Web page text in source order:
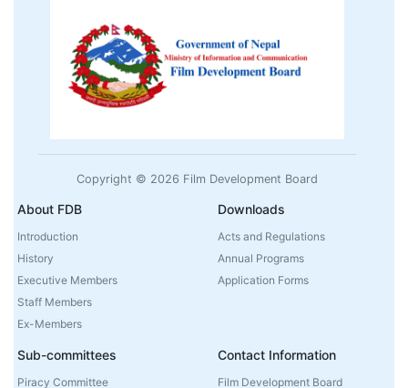
Copyright © 2026 Film Development Board
About FDB
Introduction
History
Executive Members
Staff Members
Ex-Members
Downloads
Acts and Regulations
Annual Programs
Application Forms
Sub-committees
Piracy Committee
Contact Information
Film Development Board